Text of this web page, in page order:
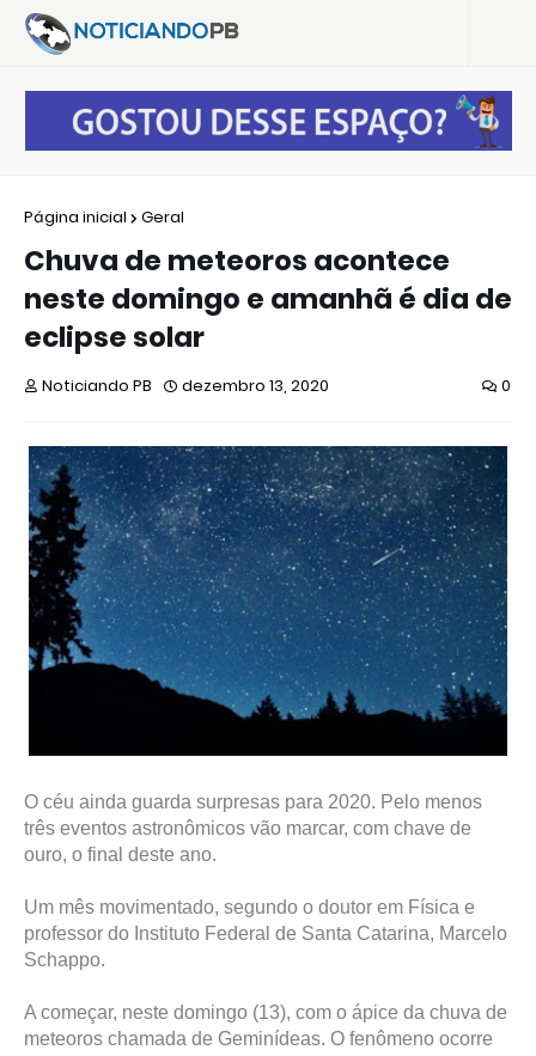
Página inicial Geral
Chuva de meteoros acontece
neste domingo e amanhã é dia de
eclipse solar
Noticiando PB dezembro 13, 2020 0
O céu ainda guarda surpresas para 2020. Pelo menos
três eventos astronômicos vão marcar, com chave de
ouro, o final deste ano.
Um mês movimentado, segundo o doutor em Física e
professor do Instituto Federal de Santa Catarina, Marcelo
Schappo.
A começar, neste domingo (13), com o ápice da chuva de
meteoros chamada de Geminídeas. O fenômeno ocorre